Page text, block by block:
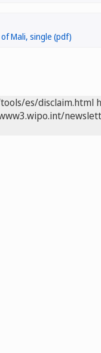
es/disclaim.html